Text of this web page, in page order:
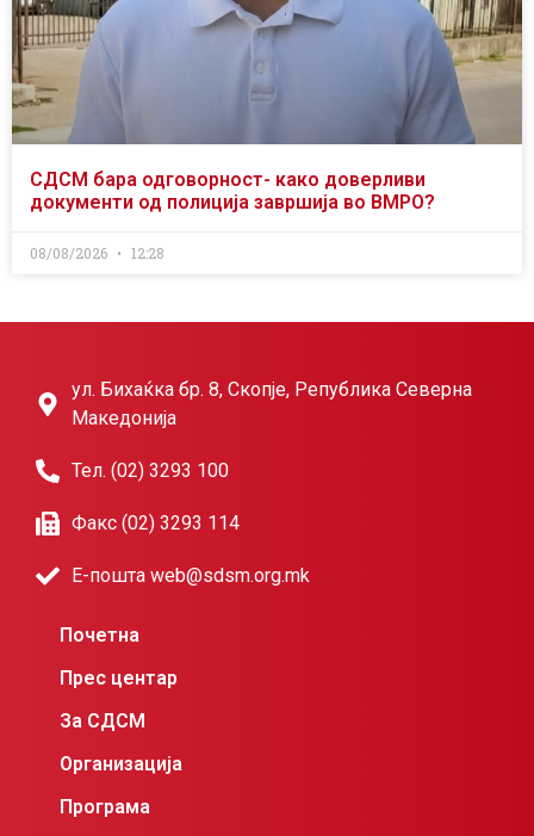
СДСМ бара одговорност- како доверливи
документи од полиција завршија во ВМРО?
08/08/2026 12:28
ул. Бихаќка бр. 8, Скопје, Република Северна
Македонија
Тел. (02) 3293 100
Факс (02) 3293 114
Е-пошта web@sdsm.org.mk
Почетна
Прес центар
За СДСМ
Организација
Програма